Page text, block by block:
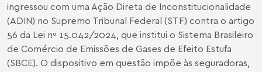
ingressou com uma Ação Direta de Inconstitucionalidade
(ADIN) no Supremo Tribunal Federal (STF) contra o artigo
56 da Lei nº 15.042/2024, que institui o Sistema Brasileiro
de Comércio de Emissões de Gases de Efeito Estufa
(SBCE). O dispositivo em questão impõe às seguradoras,